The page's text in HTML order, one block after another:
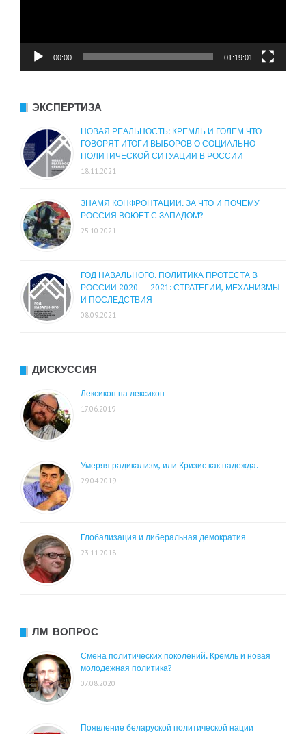
00:00 01:19:01
ЭКСПЕРТИЗА
НОВАЯ РЕАЛЬНОСТЬ: КРЕМЛЬ И ГОЛЕМ ЧТО
ГОВОРЯТ ИТОГИ ВЫБОРОВ О СОЦИАЛЬНО-
ПОЛИТИЧЕСКОЙ СИТУАЦИИ В РОССИИ
18.11.2021
ЗНАМЯ КОНФРОНТАЦИИ. ЗА ЧТО И ПОЧЕМУ
РОССИЯ ВОЮЕТ С ЗАПАДОМ?
25.10.2021
ГОД НАВАЛЬНОГО. ПОЛИТИКА ПРОТЕСТА В
РОССИИ 2020 — 2021: СТРАТЕГИИ, МЕХАНИЗМЫ
И ПОСЛЕДСТВИЯ
08.09.2021
ДИСКУССИЯ
Лексикон на лексикон
17.06.2019
Умеряя радикализм, или Кризис как надежда.
29.04.2019
Глобализация и либеральная демократия
23.11.2018
ЛМ-ВОПРОС
Смена политических поколений. Кремль и новая
молодежная политика?
07.08.2020
Появление беларуской политической нации